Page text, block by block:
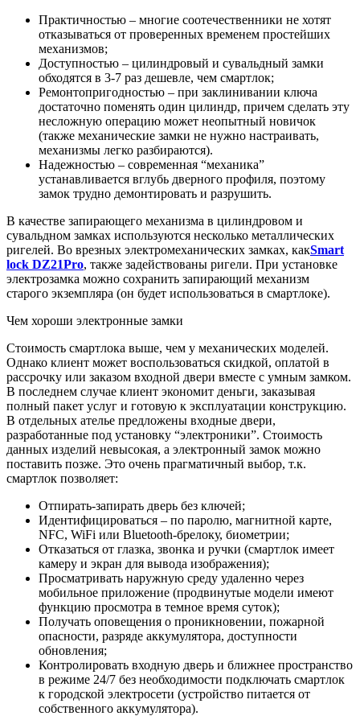
Практичностью – многие соотечественники не хотят
отказываться от проверенных временем простейших
механизмов;
Доступностью – цилиндровый и сувальдный замки
обходятся в 3-7 раз дешевле, чем смартлок;
Ремонтопригодностью – при заклинивании ключа
достаточно поменять один цилиндр, причем сделать эту
несложную операцию может неопытный новичок
(также механические замки не нужно настраивать,
механизмы легко разбираются).
Надежностью – современная “механика”
устанавливается вглубь дверного профиля, поэтому
замок трудно демонтировать и разрушить.
В качестве запирающего механизма в цилиндровом и
сувальдном замках используются несколько металлических
ригелей. Во врезных электромеханических замках, какSmart
lock DZ21Pro, также задействованы ригели. При установке
электрозамка можно сохранить запирающий механизм
старого экземпляра (он будет использоваться в смартлоке).
Чем хороши электронные замки
Стоимость смартлока выше, чем у механических моделей.
Однако клиент может воспользоваться скидкой, оплатой в
рассрочку или заказом входной двери вместе с умным замком.
В последнем случае клиент экономит деньги, заказывая
полный пакет услуг и готовую к эксплуатации конструкцию.
В отдельных ателье предложены входные двери,
разработанные под установку “электроники”. Стоимость
данных изделий невысокая, а электронный замок можно
поставить позже. Это очень прагматичный выбор, т.к.
смартлок позволяет:
Отпирать-запирать дверь без ключей;
Идентифицироваться – по паролю, магнитной карте,
NFC, WiFi или Bluetooth-брелоку, биометрии;
Отказаться от глазка, звонка и ручки (смартлок имеет
камеру и экран для вывода изображения);
Просматривать наружную среду удаленно через
мобильное приложение (продвинутые модели имеют
функцию просмотра в темное время суток);
Получать оповещения о проникновении, пожарной
опасности, разряде аккумулятора, доступности
обновления;
Контролировать входную дверь и ближнее пространство
в режиме 24/7 без необходимости подключать смартлок
к городской электросети (устройство питается от
собственного аккумулятора).